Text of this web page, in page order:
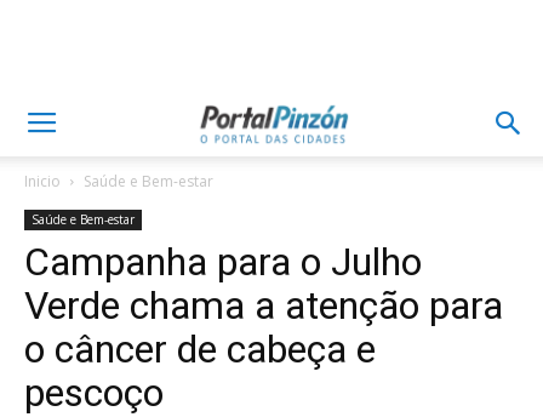
Inicio Saúde e Bem-estar
Saúde e Bem-estar
Campanha para o Julho
Verde chama a atenção para
o câncer de cabeça e
pescoço